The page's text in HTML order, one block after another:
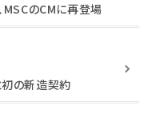
MSCのCMに再登場
初の新造契約